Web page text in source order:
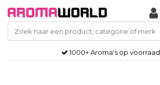
1000+ Aroma's op voorraad